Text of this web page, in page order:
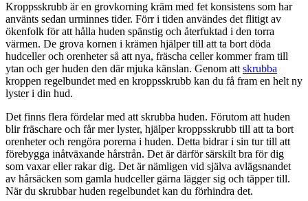
Kroppsskrubb är en grovkorning kräm med fet konsistens som har
använts sedan urminnes tider. Förr i tiden användes det flitigt av
ökenfolk för att hålla huden spänstig och återfuktad i den torra
värmen. De grova kornen i krämen hjälper till att ta bort döda
hudceller och orenheter så att nya, fräscha celler kommer fram till
ytan och ger huden den där mjuka känslan. Genom att skrubba
kroppen regelbundet med en kroppsskrubb kan du få fram en helt ny
lyster i din hud.
Det finns flera fördelar med att skrubba huden. Förutom att huden
blir fräschare och får mer lyster, hjälper kroppsskrubb till att ta bort
orenheter och rengöra porerna i huden. Detta bidrar i sin tur till att
förebygga inåtväxande hårstrån. Det är därför särskilt bra för dig
som vaxar eller rakar dig. Det är nämligen vid själva avlägsnandet
av hårsäcken som gamla hudceller gärna lägger sig och täpper till.
När du skrubbar huden regelbundet kan du förhindra det.